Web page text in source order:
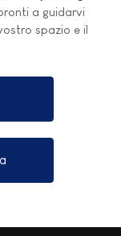
a guidarvi
spazio e il